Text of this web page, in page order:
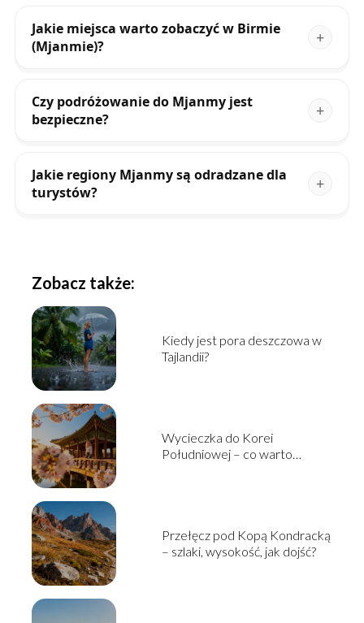
Jakie miejsca warto zobaczyć w Birmie
(Mjanmie)?
Czy podróżowanie do Mjanmy jest
bezpieczne?
Jakie regiony Mjanmy są odradzane dla
turystów?
Zobacz także:
Kiedy jest pora deszczowa w
Tajlandii?
Wycieczka do Korei
Południowej – co warto
Przełęcz pod Kopą Kondracką
– szlaki, wysokość, jak dojść?